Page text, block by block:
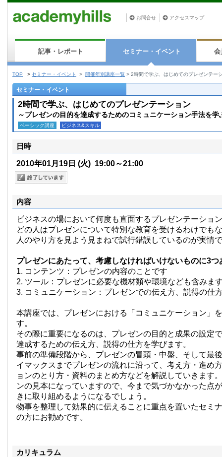
お問合せ アクセスマップ
記事・レポート セミナー・イベント 会
TOP > セミナー・イベント > 開催年別講座一覧 > 2時間で学ぶ、はじめてのプレゼンテー
セミナー・イベント
2時間で学ぶ、はじめてのプレゼンテーション
～プレゼンの目的を達成するためのコミュニケーション手法を学
ベーシック講座 ビジネス&スキル
日時
2010年01月19日 (火) 19:00～21:00
内容
ビジネスの場において何度も直面するプレゼンテーショ
どの人はプレゼンについて特別な教育を受けるわけでも
人のやり方を見よう見まねで試行錯誤しているのが実情
プレゼンにあたって、考慮しなければいけないものに3つ
1. コンテンツ：プレゼンの内容のことです
2. ツール：プレゼンに必要な機材類や環境なども含みま
3. コミュニケーション：プレゼンでの伝え方、説得の仕
本講座では、プレゼンにおける「コミュニケーション」
す。
その際に重要になるのは、プレゼンの目的と成果の設定
達成するための伝え方、説得の仕方を学びます。
事前の準備段階から、プレゼンの冒頭・中盤、そして最
イマックスまでプレゼンの流れに沿って、考え方・進め
ョンのとり方・資料のまとめ方などを解説していきます
ンの見本になっていますので、今まで気づかなかった点
きに取り組めるようになるでしょう。
物事を整理して効果的に伝えることに重点を置いたセミ
の方にお勧めです。
カリキュラム